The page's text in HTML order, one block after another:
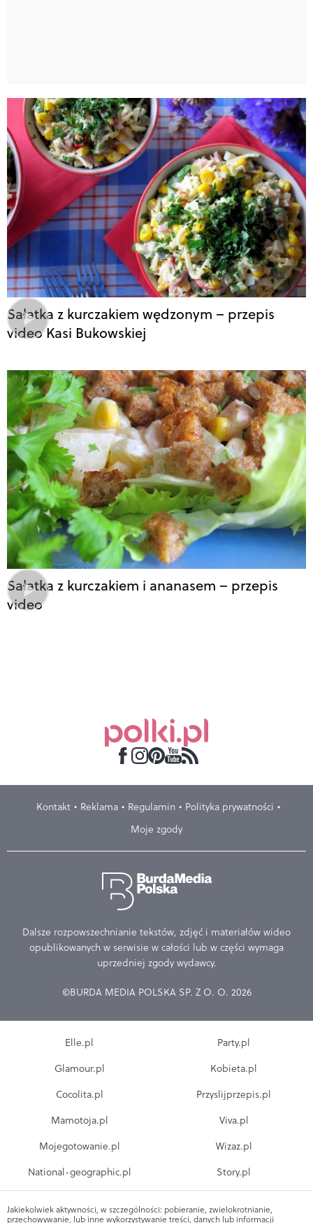
Sałatka z kurczakiem wędzonym – przepis
video Kasi Bukowskiej
Sałatka z kurczakiem i ananasem – przepis
video
Kontakt Reklama Regulamin
Polityka prywatności
Moje zgody
Dalsze rozpowszechnianie tekstów, zdjęć i materiałów wideo
opublikowanych w serwisie w całości lub w części wymaga
uprzedniej zgody wydawcy.
©BURDA MEDIA POLSKA SP. Z O. O. 2026
Elle.pl
Glamour.pl
Cocolita.pl
Mamotoja.pl
Mojegotowanie.pl
National-geographic.pl
Party.pl
Kobieta.pl
Przyslijprzepis.pl
Viva.pl
Wizaz.pl
Story.pl
Jakiekolwiek aktywności, w szczególności: pobieranie, zwielokrotnianie,
przechowywanie, lub inne wykorzystywanie treści, danych lub informacji